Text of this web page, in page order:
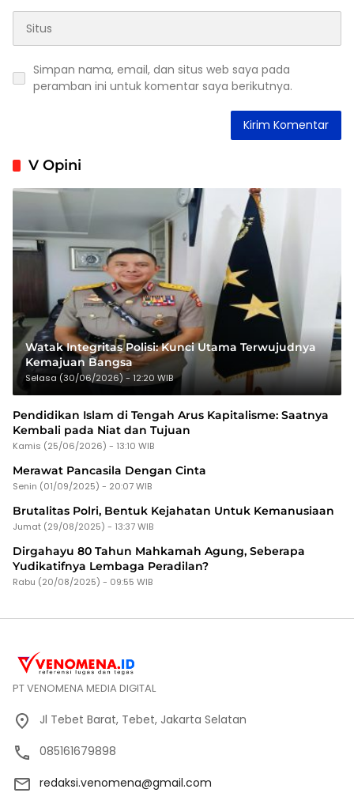
Simpan nama, email, dan situs web saya pada
peramban ini untuk komentar saya berikutnya.
V Opini
Watak Integritas Polisi: Kunci Utama Terwujudnya
Kemajuan Bangsa
Selasa (30/06/2026) - 12:20 WIB
Pendidikan Islam di Tengah Arus Kapitalisme: Saatnya
Kembali pada Niat dan Tujuan
Kamis (25/06/2026) - 13:10 WIB
Merawat Pancasila Dengan Cinta
Senin (01/09/2025) - 20:07 WIB
Brutalitas Polri, Bentuk Kejahatan Untuk Kemanusiaan
Jumat (29/08/2025) - 13:37 WIB
Dirgahayu 80 Tahun Mahkamah Agung, Seberapa
Yudikatifnya Lembaga Peradilan?
Rabu (20/08/2025) - 09:55 WIB
PT VENOMENA MEDIA DIGITAL
Jl Tebet Barat, Tebet, Jakarta Selatan
085161679898
redaksi.venomena@gmail.com